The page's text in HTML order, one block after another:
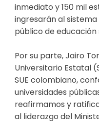
inmediato y 150 mil
ingresarán al
público de educación
Por su parte, Jairo
Universitario Estatal
SUE colombiano,
universidades
reafirmamos y
al liderazgo del